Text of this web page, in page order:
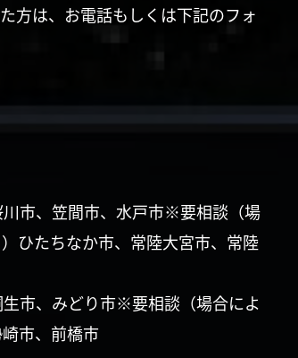
方は、お電話もしくは下記のフォ
市、笠間市、水戸市※要相談（場
ひたちなか市、常陸大宮市、常陸
市、みどり市※要相談（場合によ
市、前橋市